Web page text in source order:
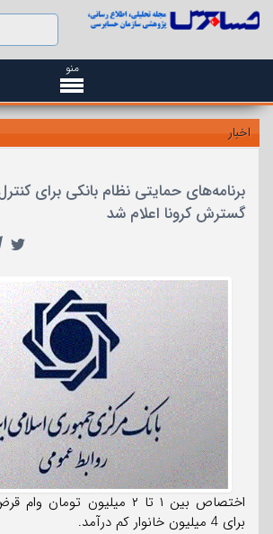
منو
اخبار
برنامه‌های حمایتی نظام بانکی برای
گسترش کرونا اعلام شد
برای 4 میلیون خانوار کم درآمد.